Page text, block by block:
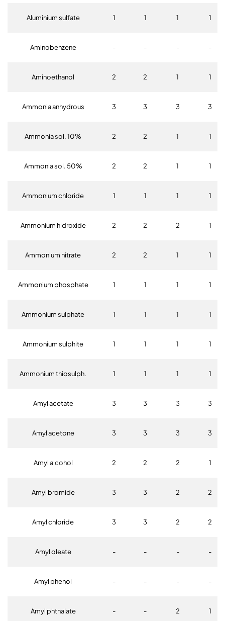
Aluminium sulfate 1 1 1 1
Aminobenzene - - - -
Aminoethanol 2 2 1 1
Ammonia anhydrous 3 3 3 3
Ammonia sol. 10% 2 2 1 1
Ammonia sol. 50% 2 2 1 1
Ammonium chloride 1 1 1 1
Ammonium hidroxide 2 2 2 1
Ammonium nitrate 2 2 1 1
Ammonium phosphate 1 1 1 1
Ammonium sulphate 1 1 1 1
Ammonium sulphite 1 1 1 1
Ammonium thiosulph. 1 1 1 1
Amyl acetate 3 3 3 3
Amyl acetone 3 3 3 3
Amyl alcohol 2 2 2 1
Amyl bromide 3 3 2 2
Amyl chloride 3 3 2 2
Amyl oleate - - - -
Amyl phenol - - - -
Amyl phthalate - - 2 1